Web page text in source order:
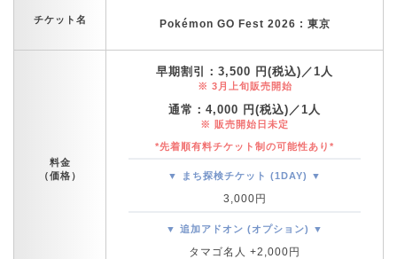
チケット名 Pokémon GO Fest 2026 : 東京
料金
（価格）
早期割引：3,500 円(税込)／1人
※ 3月上旬販売開始
通常：4,000 円(税込)／1人
※ 販売開始日未定
*先着順有料チケット制の可能性あり*
▼ まち探検チケット (1DAY) ▼
3,000円
▼ 追加アドオン (オプション) ▼
タマゴ名人 +2,000円